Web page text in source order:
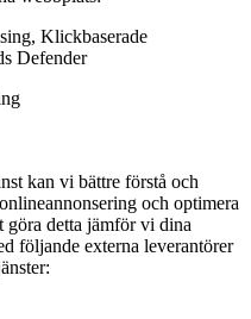
Klickbaserade
Defender
kan vi bättre förstå och
och optimera
göra detta jämför vi dina
följande externa leverantörer